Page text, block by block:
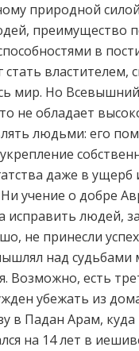
природной
преимущество
в
стать властителем,
мир. Но
не обладает
людьми: его
даже в ущерб
учение о добре
исправить людей,
не принесли
над судьбами
Возможно, есть
убежать из
в Падан Арам,
на 14 лет в